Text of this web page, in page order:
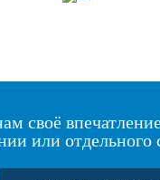
своё
или отдельного